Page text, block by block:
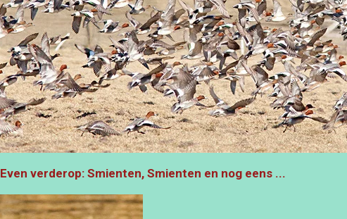
Even verderop: Smienten, Smienten en nog eens ...